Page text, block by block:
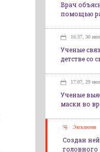
Врач
помощью
16:37, 30
Ученые
детстве со
17:07, 29
Ученые
маски во
Эксклюзив
Создан
головного